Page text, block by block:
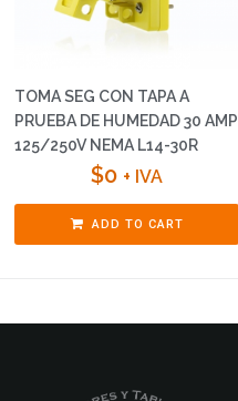
TOMA SEG CON TAPA A
PRUEBA DE HUMEDAD 30 AMP
125/250V NEMA L14-30R
$0 + IVA
ADD TO CART